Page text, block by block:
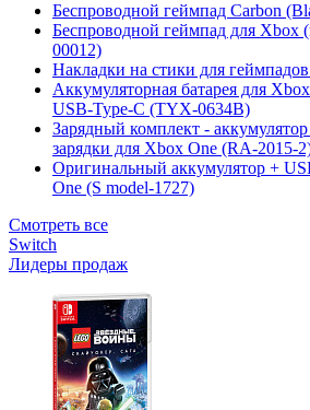
Беспроводной геймпад Carbon
Беспроводной геймпад для Xbox
00012)
Накладки на стики для
Аккумуляторная батарея для
USB-Type-C (TYX-0634B)
Зарядный комплект -
зарядки для Xbox One (RA-2015-
Оригинальный аккумулятор +
One (S model-1727)
Смотреть все
Switch
Лидеры продаж